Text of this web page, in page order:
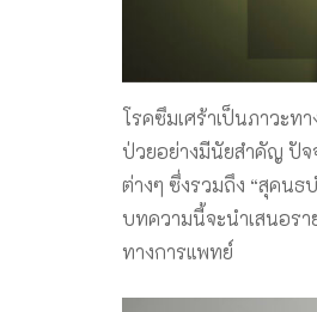
โรคซึมเศร้าเป็นภาวะ
ป่วยอย่างมีนัยสำคัญ ปัจ
ต่างๆ ซึ่งรวมถึง “สุคนธ
บทความนี้จะนำเสนอร
ทางการแพทย์